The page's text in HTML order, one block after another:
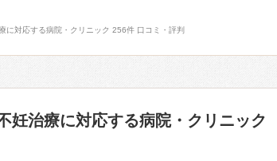
に対応する病院・クリニック 256件 口コミ・評判
妊治療に対応する病院・クリニック